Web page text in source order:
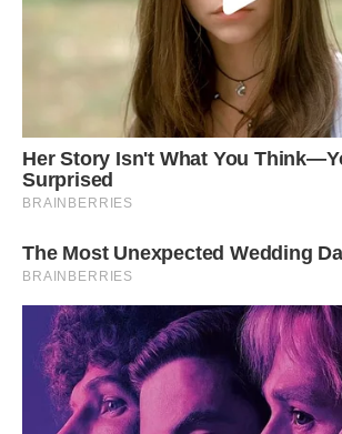
головного болю. Це заспокоювало мою
Ми були ідеальною парою, правда, без
заважало моє “крихке” здоров’я.
віртуозно готувати, беріг мої сили і час,
посудомийну машини, безшумний
влаштувавшись бухгалтером на роботу з
зарплатою, виконувала в сім’ї роль
“Чоловіка потрібно ліпити. Візьміть
мужика і поступово приберіть все зайве”.
В електричці подумки репетирувала
життя тобі віддала, а ти … Я вірила тобі,
брехав мені!” Перебравши безліч фраз і
до однієї, вирішила діяти за натхненням.